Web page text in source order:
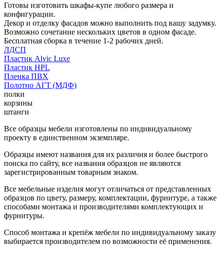
Готовы изготовить шкафы-купе любого размера и
конфигурации.
Декор и отделку фасадов можно выполнить под вашу задумку.
Возможно сочетание нескольких цветов в одном фасаде.
Бесплатная сборка в течение 1-2 рабочих дней.
ЛДСП
Пластик Alvic Luxe
Пластик HPL
Пленка ПВХ
Полотно АГТ (МДФ)
полки
корзины
штанги
Все образцы мебели изготовлены по индивидуальному
проекту в единственном экземпляре.
Образцы имеют названия для их различия и более быстрого
поиска по сайту, все названия образцов не являются
зарегистрированным товарным знаком.
Все мебельные изделия могут отличаться от представленных
образцов по цвету, размеру, комплектации, фурнитуре, а также
способами монтажа и производителями комплектующих и
фурнитуры.
Способ монтажа и крепёж мебели по индивидуальному заказу
выбирается производителем по возможности её применения.